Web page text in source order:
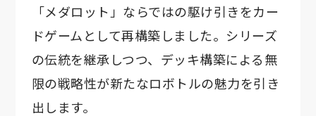
「メダロット」ならではの駆け引きをカー
ドゲームとして再構築しました。シリーズ
の伝統を継承しつつ、デッキ構築による無
限の戦略性が新たなロボトルの魅力を引き
出します。